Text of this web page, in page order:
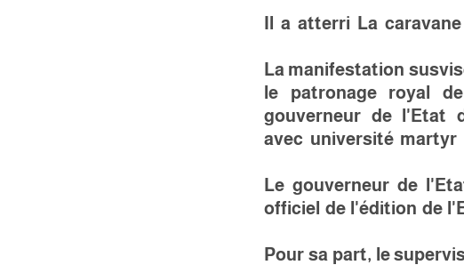
Il a atterri La caravane
La manifestation
le patronage royal
gouverneur de l'Etat
avec université martyr
Le gouverneur de
officiel de l'édition de
Pour sa part, le